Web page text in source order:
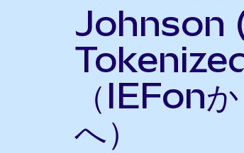
Johnson
（IEFon
へ）